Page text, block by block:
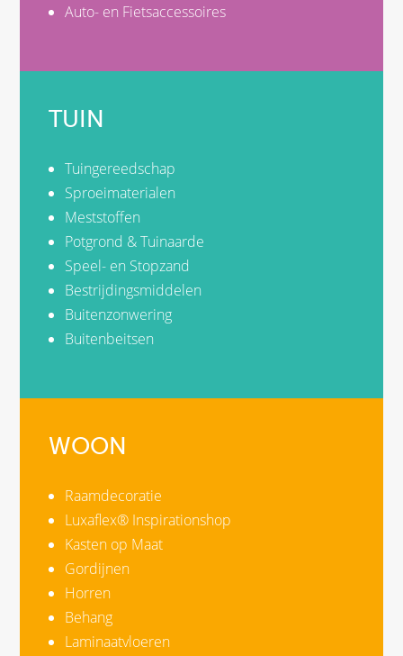
Auto- en Fietsaccessoires
TUIN
Tuingereedschap
Sproeimaterialen
Meststoffen
Potgrond & Tuinaarde
Speel- en Stopzand
Bestrijdingsmiddelen
Buitenzonwering
Buitenbeitsen
WOON
Raamdecoratie
Luxaflex® Inspirationshop
Kasten op Maat
Gordijnen
Horren
Behang
Laminaatvloeren